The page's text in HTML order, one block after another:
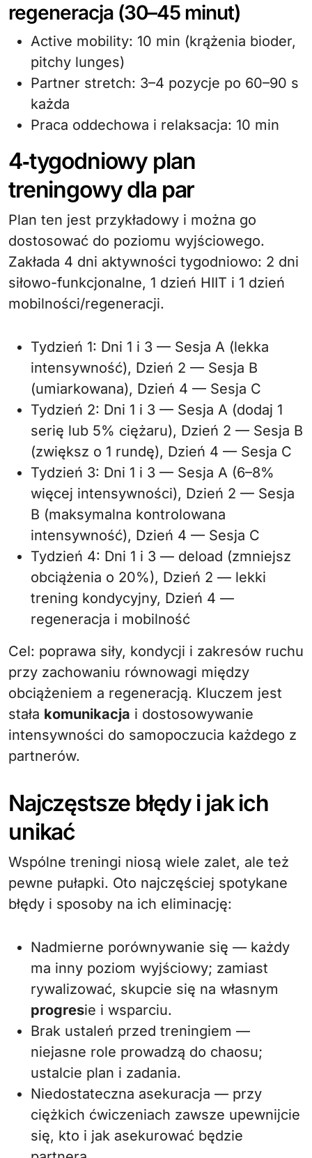
regeneracja (30–45 minut)
Active mobility: 10 min (krążenia bioder,
pitchy lunges)
Partner stretch: 3–4 pozycje po 60–90 s
każda
Praca oddechowa i relaksacja: 10 min
4‑tygodniowy plan
treningowy dla par
Plan ten jest przykładowy i można go
dostosować do poziomu wyjściowego.
Zakłada 4 dni aktywności tygodniowo: 2 dni
siłowo-funkcjonalne, 1 dzień HIIT i 1 dzień
mobilności/regeneracji.
Tydzień 1: Dni 1 i 3 — Sesja A (lekka
intensywność), Dzień 2 — Sesja B
(umiarkowana), Dzień 4 — Sesja C
Tydzień 2: Dni 1 i 3 — Sesja A (dodaj 1
serię lub 5% ciężaru), Dzień 2 — Sesja B
(zwiększ o 1 rundę), Dzień 4 — Sesja C
Tydzień 3: Dni 1 i 3 — Sesja A (6–8%
więcej intensywności), Dzień 2 — Sesja
B (maksymalna kontrolowana
intensywność), Dzień 4 — Sesja C
Tydzień 4: Dni 1 i 3 — deload (zmniejsz
obciążenia o 20%), Dzień 2 — lekki
trening kondycyjny, Dzień 4 —
regeneracja i mobilność
Cel: poprawa siły, kondycji i zakresów ruchu
przy zachowaniu równowagi między
obciążeniem a regeneracją. Kluczem jest
stała komunikacja i dostosowywanie
intensywności do samopoczucia każdego z
partnerów.
Najczęstsze błędy i jak ich
unikać
Wspólne treningi niosą wiele zalet, ale też
pewne pułapki. Oto najczęściej spotykane
błędy i sposoby na ich eliminację:
Nadmierne porównywanie się — każdy
ma inny poziom wyjściowy; zamiast
rywalizować, skupcie się na własnym
progresie i wsparciu.
Brak ustaleń przed treningiem —
niejasne role prowadzą do chaosu;
ustalcie plan i zadania.
Niedostateczna asekuracja — przy
ciężkich ćwiczeniach zawsze upewnijcie
się, kto i jak asekurować będzie